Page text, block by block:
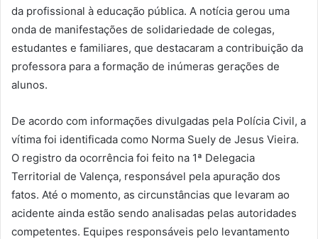
da profissional à educação pública. A notícia gerou uma
onda de manifestações de solidariedade de colegas,
estudantes e familiares, que destacaram a contribuição da
professora para a formação de inúmeras gerações de
alunos.
De acordo com informações divulgadas pela Polícia Civil, a
vítima foi identificada como Norma Suely de Jesus Vieira.
O registro da ocorrência foi feito na 1ª Delegacia
Territorial de Valença, responsável pela apuração dos
fatos. Até o momento, as circunstâncias que levaram ao
acidente ainda estão sendo analisadas pelas autoridades
competentes. Equipes responsáveis pelo levantamento